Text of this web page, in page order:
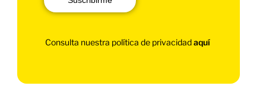
Consulta nuestra política de privacidadaquí